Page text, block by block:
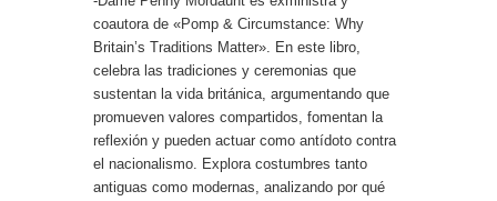
coautora de «Pomp & Circumstance: Why
Britain’s Traditions Matter». En este libro,
celebra las tradiciones y ceremonias que
sustentan la vida británica, argumentando que
promueven valores compartidos, fomentan la
reflexión y pueden actuar como antídoto contra
el nacionalismo. Explora costumbres tanto
antiguas como modernas, analizando por qué